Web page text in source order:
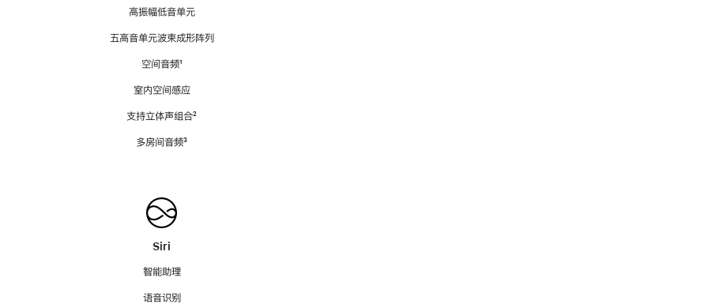
高振幅低音单元
五高音单元波束成形阵列
空间音频脚
¹
室内空间感应
支持立体声组合脚
²
多房间音频脚
³
Siri
智能助理
语音识别